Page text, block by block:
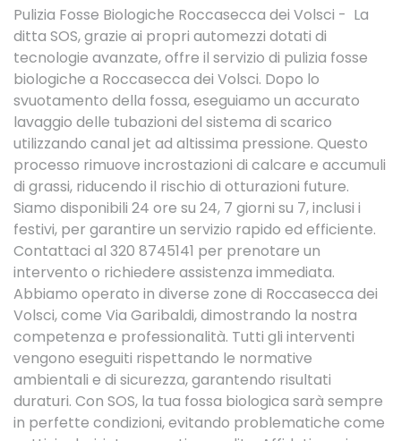
Pulizia Fosse Biologiche Roccasecca dei Volsci - La
ditta SOS, grazie ai propri automezzi dotati di
tecnologie avanzate, offre il servizio di pulizia fosse
biologiche a Roccasecca dei Volsci. Dopo lo
svuotamento della fossa, eseguiamo un accurato
lavaggio delle tubazioni del sistema di scarico
utilizzando canal jet ad altissima pressione. Questo
processo rimuove incrostazioni di calcare e accumuli
di grassi, riducendo il rischio di otturazioni future.
Siamo disponibili 24 ore su 24, 7 giorni su 7, inclusi i
festivi, per garantire un servizio rapido ed efficiente.
Contattaci al 320 8745141 per prenotare un
intervento o richiedere assistenza immediata.
Abbiamo operato in diverse zone di Roccasecca dei
Volsci, come Via Garibaldi, dimostrando la nostra
competenza e professionalità. Tutti gli interventi
vengono eseguiti rispettando le normative
ambientali e di sicurezza, garantendo risultati
duraturi. Con SOS, la tua fossa biologica sarà sempre
in perfette condizioni, evitando problematiche come